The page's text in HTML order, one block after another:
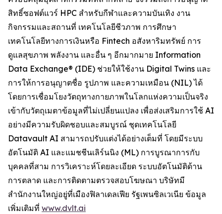
สิทธิ์ซอฟต์แวร์ HPC สำหรับกีฬาและความบันเทิง งาน
กิจกรรมและสถานที่ เทคโนโลยีชีวภาพ การศึกษา
เทคโนโลยีทางการเงินหรือ Fintech อสังหาริมทรัพย์ การ
ดูแลสุขภาพ พลังงาน และอื่น ๆ อีกมากมาย Information
Data Exchange® (IDE) ช่วยให้ใช้งาน Digital Twins และ
การให้การอนุญาตชื่อ รูปภาพ และความเหมือน (NIL) ได้
โดยการเชื่อมโยงวัตถุทางกายภาพในโลกแห่งความเป็นจริง
เข้ากับวัตถุเมตาข้อมูลที่ไม่เปลี่ยนแปลง เพื่อส่งเสริมการใช้ AI
อย่างมีความรับผิดชอบและสมบูรณ์ ชุดเทคโนโลยี
Datavault AI สามารถปรับแต่งได้อย่างเต็มที่ โดยมีระบบ
อัตโนมัติ AI และแมชชีนเลิร์นนิง (ML) การบูรณาการกับ
บุคคลที่สาม การวิเคราะห์โดยละเอียด ระบบอัตโนมัติด้าน
การตลาด และการติดตามตรวจสอบโฆษณา บริษัทมี
สำนักงานใหญ่อยู่ที่เมืองฟิลาเดลเฟีย รัฐเพนซิลเวเนีย ข้อมูล
เพิ่มเติมที่ www.dvlt.ai